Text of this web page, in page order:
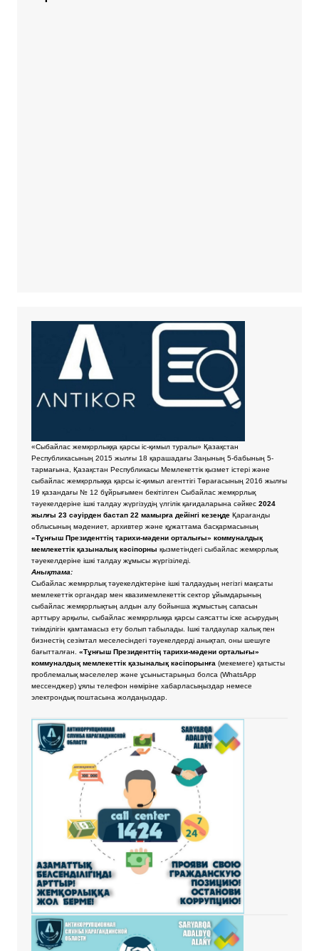
«Сыбайлас жемқорлыққа қарсы іс-қимыл туралы» Қазақстан
Республикасының 2015 жылғы 18 қарашадағы Заңының 5-бабының 5-
тармағына, Қазақстан Республикасы Мемлекеттік қызмет істері және
сыбайлас жемқорлыққа қарсы іс-қимыл агенттігі Төрағасының 2016 жылғы
19 қазандағы № 12 бұйрығымен бекітілген Сыбайлас жемқорлық
тәуекелдеріне ішкі талдау жүргізудің үлгілік қағидаларына сәйкес2024
жылғы 23 сәуірден бастап 22 мамырға дейінгі кезеңде Қарағанды
облысының мәдениет, архивтер және құжаттама басқармасының
«Тұнғыш Президенттің тарихи-мәдени орталығы» коммуналдық
мемлекеттік қазыналық кәсіпорны қызметіндегі сыбайлас жемқорлық
тәуекелдеріне ішкі талдау жұмысы жүргізіледі.
Анықтама:
Сыбайлас жемқорлық тәуекелдіктеріне ішкі талдаудың негізгі мақсаты
мемлекеттік органдар мен квазимемлекеттік сектор ұйымдарының
сыбайлас жемқорлықтың алдын алу бойынша жұмыстың сапасын
арттыру арқылы, сыбайлас жемқорлыққа қарсы саясатты іске асырудың
тиімділігін қамтамасыз ету болып табылады. Ішкі талдаулар халық пен
бизнестің сезімтал меселесіндегі тәуекелдерді анықтап, оны шешуге
бағытталған. «Тұнғыш Президенттің тарихи-мәдени орталығы»
коммуналдық мемлекеттік қазыналық кәсіпорынға (мекемеге) қатысты
проблемалық мәселелер және ұсыныстарыңыз болса (WhatsApp
мессенджер) ұялы телефон нөміріне хабарласыңыздар немесе
электрондық поштасына жолдаңыздар.